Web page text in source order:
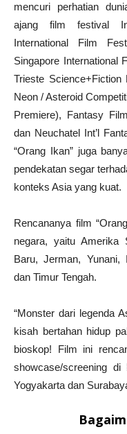
mencuri perhatian
ajang film festival
International Film
Singapore International
Trieste
Neon / Asteroid
Premiere), Fantasy
dan Neuchatel Int’l
“Orang Ikan” juga
pendekatan segar
konteks Asia yang kuat.
Rencananya film
negara, yaitu Amerika
Baru, Jerman, Yunani,
dan Timur Tengah.
“Monster dari legenda
kisah bertahan hidup
bioskop! Film ini
showcase/screening
Yogyakarta dan